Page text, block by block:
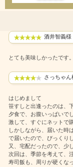
酒井智義様
とても美味しかったです。
さっちゃん
はじめまして
笹すしと出逢ったのは、
夕食で、お腹いっぱいで
激して、すぐにネットで
しかしながら、届いた時
で届いたので、びっくり
又、宅配だったので、少
次回は、季節を考えて、
寿司飯も、周りが硬くな